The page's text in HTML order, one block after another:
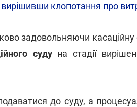
клопотання про
задовольняючи касаційну
суду на стадії
до суду, а